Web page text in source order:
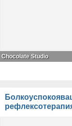
Chocolate Studio